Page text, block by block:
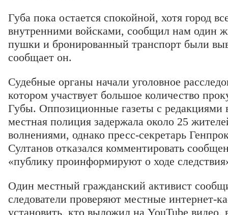
Губа пока остается спокойной, хотя город
внутренними войсками, сообщил нам один
пушки и бронированный транспорт были
сообщает он.
Судебные органы начали уголовное
котором участвует большое количество
Губы. Оппозиционные газеты с редакциями
местная полиция задержала около 25
волнениями, однако пресс-секретарь
Султанов отказался комментировать
«публику проинформируют о ходе
Один местный гражданский активист
следователи проверяют местные интернет-
установить, кто выложил на YouTube видео,